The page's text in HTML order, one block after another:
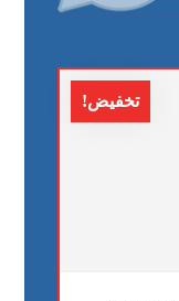
تخفيض!